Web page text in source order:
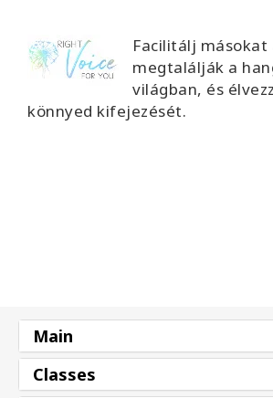
KAPCSOLAT
Facilitálj másokat
megtalálják a
világban, és
könnyed kifejezését.
Main
Classes